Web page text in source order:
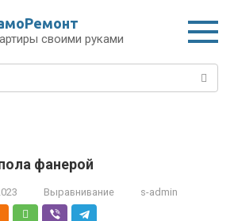
своими руками
фанерой
Выравнивание s-admin